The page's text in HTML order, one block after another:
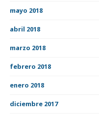
mayo 2018
abril 2018
marzo 2018
febrero 2018
enero 2018
diciembre 2017